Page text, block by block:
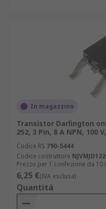
In magazzino
Transistor Darlington
252, 3 Pin, 8 A NPN, 100
Codice RS 790-5444
Codice costruttore
Prezzo per 1 confezione da 10
6,25 €(IVA esclusa)
Quantità